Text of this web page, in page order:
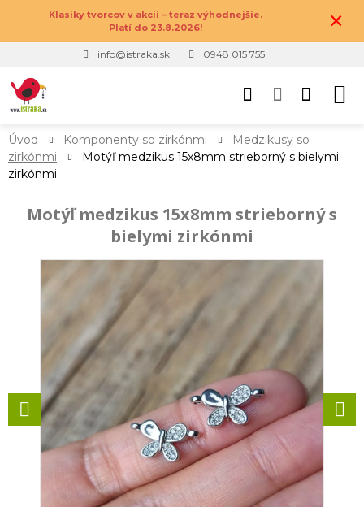
Klasiky tvorcov v akcii – teraz výhodnejšie.
Platí do 23.8.2026!
×
info@istraka.sk 0948 015 755
Úvod Komponenty so zirkónmi
Medzikusy so
zirkónmi
Motýľ medzikus 15x8mm strieborný s bielymi
zirkónmi
Motýľ medzikus 15x8mm strieborný s
bielymi zirkónmi